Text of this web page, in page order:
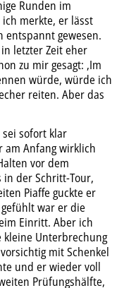
Runden im
merkte, er lässt
entspannt gewesen.
letzter Zeit eher
zu mir gesagt: ‚Im
würde, würde ich
reiten. Aber das
sofort klar
am Anfang wirklich
vor dem
der Schritt-Tour,
Piaffe guckte er
gefühlt war er die
Einritt. Aber ich
kleine Unterbrechung
mit Schenkel
und er wieder voll
Prüfungshälfte,